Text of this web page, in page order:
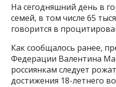
На сегодняшний день в
семей, в том числе 65
говорится в
Как сообщалось ранее,
Федерации Валентина
россиянкам следует
достижения 18-летнего